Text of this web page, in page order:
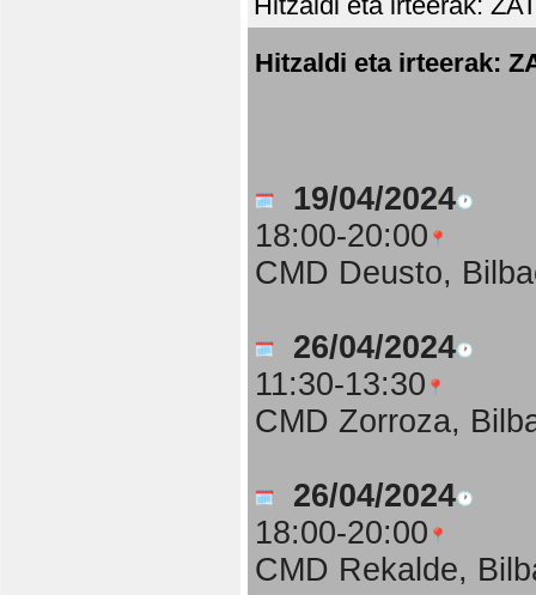
Hitzaldi eta irteerak:
19/04/2024
18:00-20:00
CMD Deusto,
26/04/2024
11:30-13:30
CMD Zorroza,
26/04/2024
18:00-20:00
CMD Rekalde,